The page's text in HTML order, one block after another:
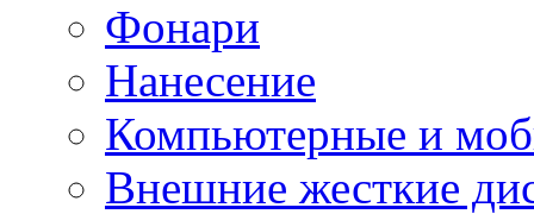
Фонари
Нанесение
Компьютерные и
Внешние жесткие